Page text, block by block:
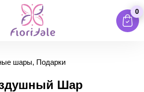
0
шары, Подарки
Шар